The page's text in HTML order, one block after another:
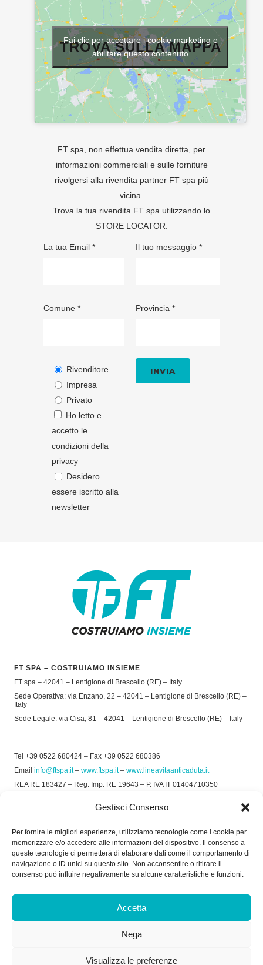
Gestisci Consenso
Per fornire le migliori esperienze, utilizziamo tecnologie come i cookie per
memorizzare e/o accedere alle informazioni del dispositivo. Il consenso a
queste tecnologie ci permetterà di elaborare dati come il comportamento di
navigazione o ID unici su questo sito. Non acconsentire o ritirare il
consenso può influire negativamente su alcune caratteristiche e funzioni.
Accetta
Nega
Visualizza le preferenze
TROVA SULLA MAPPA
Fai clic per accettare i cookie marketing e
abilitare questo contenuto
FT spa, non effettua vendita diretta, per
informazioni commerciali e sulle forniture
rivolgersi alla rivendita partner FT spa più
vicina.
Trova la tua rivendita FT spa utilizzando lo
STORE LOCATOR
La tua Email *
Comune *
Rivenditore
Impresa
Privato
Ho letto e
accetto le
condizioni della
privacy
Desidero
essere iscritto alla
newsletter
Il tuo messaggio *
Provincia *
FT SPA – COSTRUIAMO INSIEME
FT spa – 42041 – Lentigione di Brescello (RE) – Italy
Sede Operativa: via Enzano, 22 – 42041 – Lentigione di Brescello (RE) –
Italy
Sede Legale: via Cisa, 81 – 42041 – Lentigione di Brescello (RE) – Italy
Tel +39 0522 680424 – Fax +39 0522 680386
Email info@ftspa.it– www.ftspa.it– www.lineavitaanticaduta.it
REA RE 183427 – Reg. Imp. RE 19643 – P. IVA IT 01404710350
Privacy Policy–Cookie Policy
SOCIAL
Dal Lunedì al Venerdì: 8.00/12.30 - 13.30/17.30
Dal Lunedì al Venerdì: 7.30/11.30 - 13.30/17.00